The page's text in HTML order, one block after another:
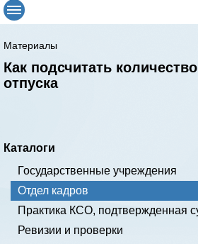
Материалы
Как подсчитать
отпуска
Каталоги
Государственные учреждения
Отдел кадров
Практика КСО, подтвержденная
Ревизии и проверки